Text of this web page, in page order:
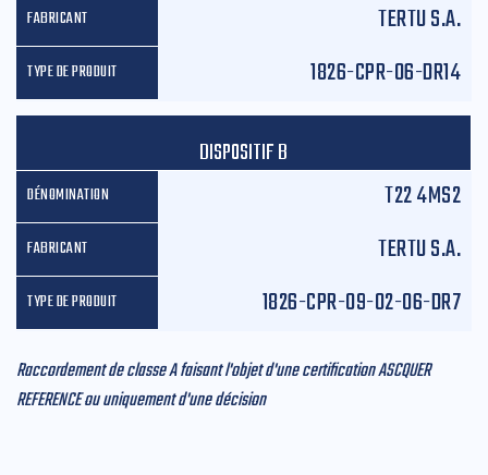
TERTU S.A.
1826-CPR-06-DR14
DISPOSITIF B
T22 4MS2
TERTU S.A.
1826-CPR-09-02-06-DR7
Raccordement de classe A faisant l'objet d'une certification ASCQUER
REFERENCE ou uniquement d'une décision